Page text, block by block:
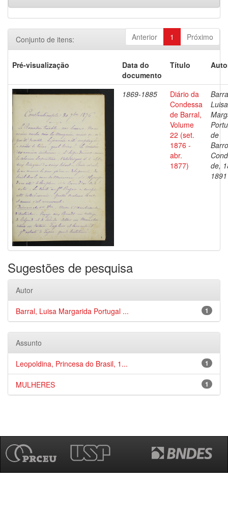
Anterior 1 Próximo
Conjunto de itens:
Pré-visualização
Data do
documento
Título
1869-1885
Diário da
Condessa
de Barral,
Volume
22 (set.
1876 -
abr.
1877)
Luisa
de
de,
1891
Sugestões de pesquisa
Autor
1
Barral, Luisa Margarida Portugal ...
Assunto
1
Leopoldina, Princesa do Brasil, 1...
1
MULHERES